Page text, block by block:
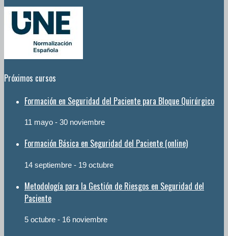
Próximos cursos
Formación en Seguridad del Paciente para Bloque Quirúrgico
11 mayo - 30 noviembre
Formación Básica en Seguridad del Paciente (online)
14 septiembre - 19 octubre
Metodología para la Gestión de Riesgos en Seguridad del
Paciente
5 octubre - 16 noviembre